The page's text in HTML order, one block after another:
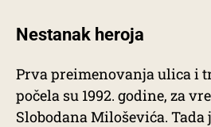
Nestanak heroja
Prva preimenovanja ulica i
počela su 1992. godine, za
Slobodana Miloševića.